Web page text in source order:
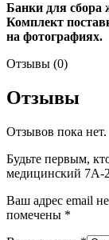
Банки для сбора
Комплект
на фотографиях.
Отзывы (0)
Отзывы
Отзывов пока нет.
Будьте первым,
медицинский 7A-
Ваш адрес email
помечены *